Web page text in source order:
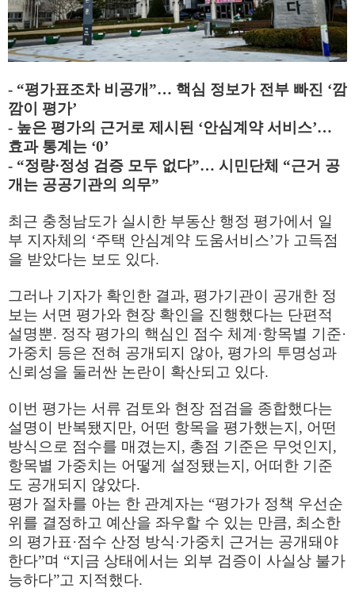
- “평가표조차 비공개”… 핵심 정보가 전부 빠진 ‘깜
깜이 평가’
- 높은 평가의 근거로 제시된 ‘안심계약 서비스’…
효과 통계는 ‘0’
- “정량·정성 검증 모두 없다”… 시민단체 “근거 공
개는 공공기관의 의무”
최근 충청남도가 실시한 부동산 행정 평가에서 일
부 지자체의 ‘주택 안심계약 도움서비스’가 고득점
을 받았다는 보도 있다.
그러나 기자가 확인한 결과, 평가기관이 공개한 정
보는 서면 평가와 현장 확인을 진행했다는 단편적
설명뿐. 정작 평가의 핵심인 점수 체계 ·항목별 기준·
가중치 등은 전혀 공개되지 않아, 평가의 투명성과
신뢰성을 둘러싼 논란이 확산되고 있다.
이번 평가는 서류 검토와 현장 점검을 종합했다는
설명이 반복됐지만, 어떤 항목을 평가했는지 , 어떤
방식으로 점수를 매겼는지 , 총점 기준은 무엇인지 ,
항목별 가중치는 어떻게 설정됐는지 , 어떠한 기준
도 공개되지 않았다.
평가 절차를 아는 한 관계자는 “평가가 정책 우선순
위를 결정하고 예산을 좌우할 수 있는 만큼, 최소한
의 평가표·점수 산정 방식 ·가중치 근거는 공개돼야
한다”며 “지금 상태에서는 외부 검증이 사실상 불가
능하다”고 지적했다.